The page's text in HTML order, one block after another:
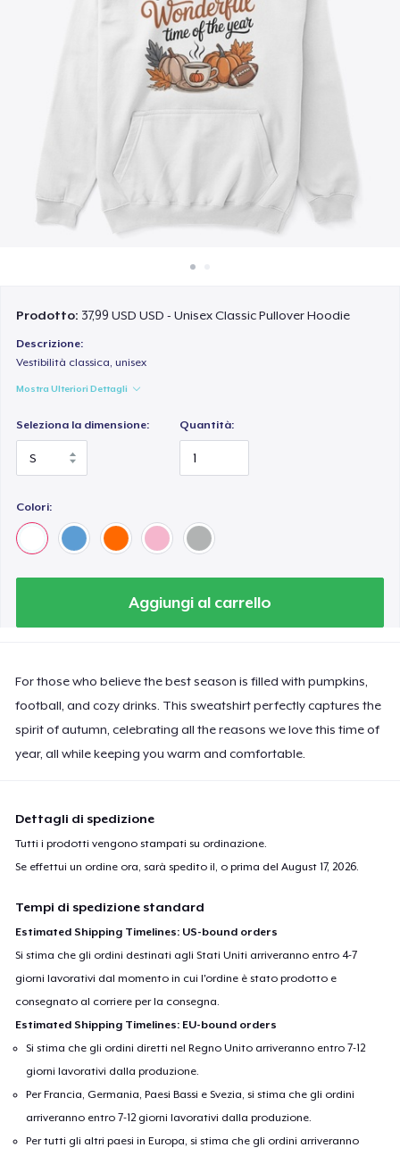
Vendi ovunque
Vendi qualsiasi cosa
Prodotto: 37,99 USD USD - Unisex Classic Pullover Hoodie
Descrizione:
Vestibilità classica, unisex
Mostra Ulteriori Dettagli
Seleziona la dimensione: Quantità:
Colori:
Aggiungi al carrello
For those who believe the best season is filled with pumpkins,
football, and cozy drinks. This sweatshirt perfectly captures the
spirit of autumn, celebrating all the reasons we love this time of
year, all while keeping you warm and comfortable.
Dettagli di spedizione
Tutti i prodotti vengono stampati su ordinazione.
Se effettui un ordine ora, sarà spedito il, o prima delAugust 17, 2026
Tempi di spedizione standard
Estimated Shipping Timelines: US-bound orders
Si stima che gli ordini destinati agli Stati Uniti arriveranno entro 4-7
giorni lavorativi dal momento in cui l'ordine è stato prodotto e
consegnato al corriere per la consegna.
Estimated Shipping Timelines: EU-bound orders
Si stima che gli ordini diretti nel Regno Unito arriveranno entro 7-12
giorni lavorativi dalla produzione.
Per Francia, Germania, Paesi Bassi e Svezia, si stima che gli ordini
arriveranno entro 7-12 giorni lavorativi dalla produzione.
Per tutti gli altri paesi in Europa, si stima che gli ordini arriveranno